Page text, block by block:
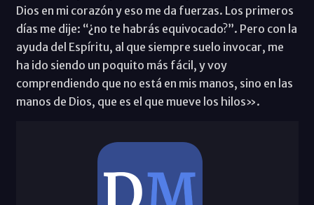
Dios en mi corazón y eso me da fuerzas. Los primeros
días me dije: “¿no te habrás equivocado?”. Pero con la
ayuda del Espíritu, al que siempre suelo invocar, me
ha ido siendo un poquito más fácil, y voy
comprendiendo que no está en mis manos, sino en las
manos de Dios, que es el que mueve los hilos».